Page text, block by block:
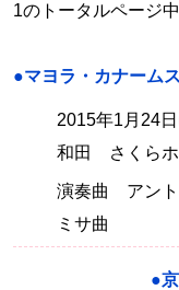
1のトータルページ
●マヨラ・カナーム
2015年1月24
和田 さくら
演奏曲 アント
ミサ曲
●